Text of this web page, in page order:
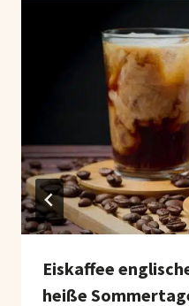
Eiskaffee
heiße